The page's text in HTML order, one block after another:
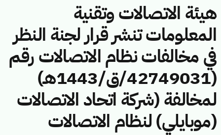
هيئة الاتصالات وتقنية
المعلومات تنشر قرار لجنة النظر
في مخالفات نظام الاتصالات رقم
(42749031/ق/1443هـ)
لمخالفة (شركة اتحاد الاتصالات
(موبايلي) لنظام الاتصالات